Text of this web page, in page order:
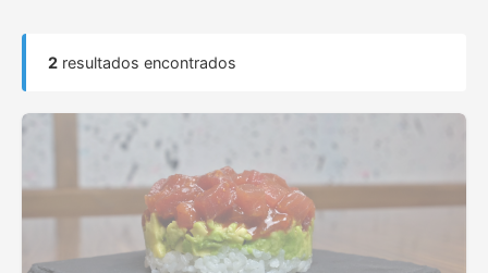
2 resultados encontrados